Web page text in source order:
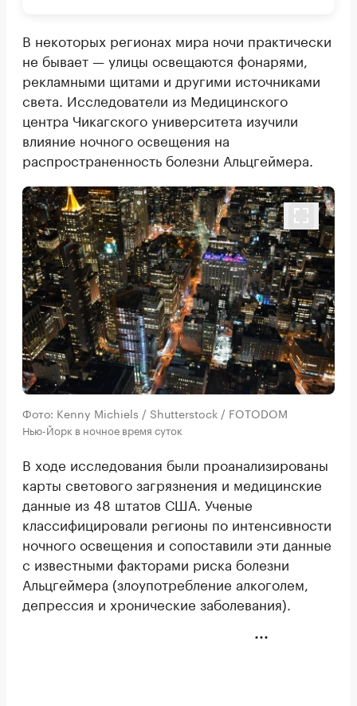
В некоторых регионах мира ночи практически
не бывает — улицы освещаются фонарями,
рекламными щитами и другими источниками
света. Исследователи из Медицинского
центра Чикагского университета изучили
влияние ночного освещения на
распространенность болезни Альцгеймера.
Фото: Kenny Michiels / Shutterstock / FOTODOM
Нью-Йорк в ночное время суток
В ходе исследования были проанализированы
карты светового загрязнения и медицинские
данные из 48 штатов США. Ученые
классифицировали регионы по интенсивности
ночного освещения и сопоставили эти данные
с известными факторами риска болезни
Альцгеймера (злоупотребление алкоголем,
депрессия и хронические заболевания).